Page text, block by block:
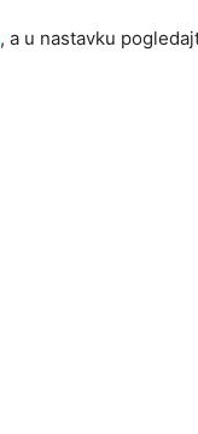
, a u nastavku